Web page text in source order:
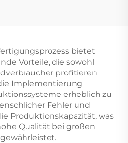
bietet
Vorteile, die sowohl
profitieren
Implementierung
erheblich zu
Fehler und
Produktionskapazität, was
Qualität bei großen